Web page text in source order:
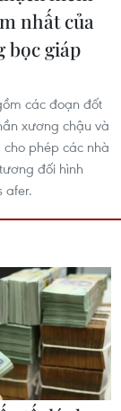
nhất của
bọc giáp
các đoạn đốt
xương chậu và
phép các nhà
đối hình
afer.